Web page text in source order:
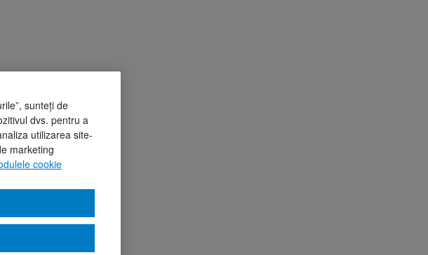
sunteți de
dvs. pentru a
utilizarea site-
marketing
cookie